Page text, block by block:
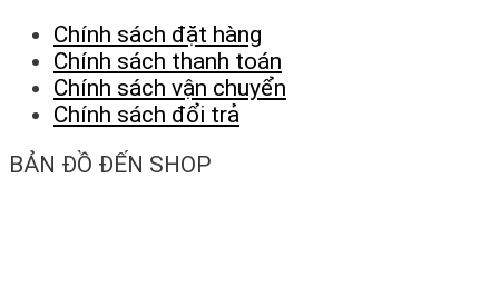
Chính sách đặt hàng
Chính sách thanh toán
Chính sách vận chuyển
Chính sách đổi trả
BẢN ĐỒ ĐẾN SHOP